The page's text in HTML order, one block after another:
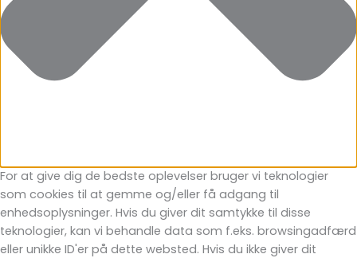
For at give dig de bedste oplevelser bruger vi teknologier
som cookies til at gemme og/eller få adgang til
enhedsoplysninger. Hvis du giver dit samtykke til disse
teknologier, kan vi behandle data som f.eks. browsingadfærd
eller unikke ID'er på dette websted. Hvis du ikke giver dit